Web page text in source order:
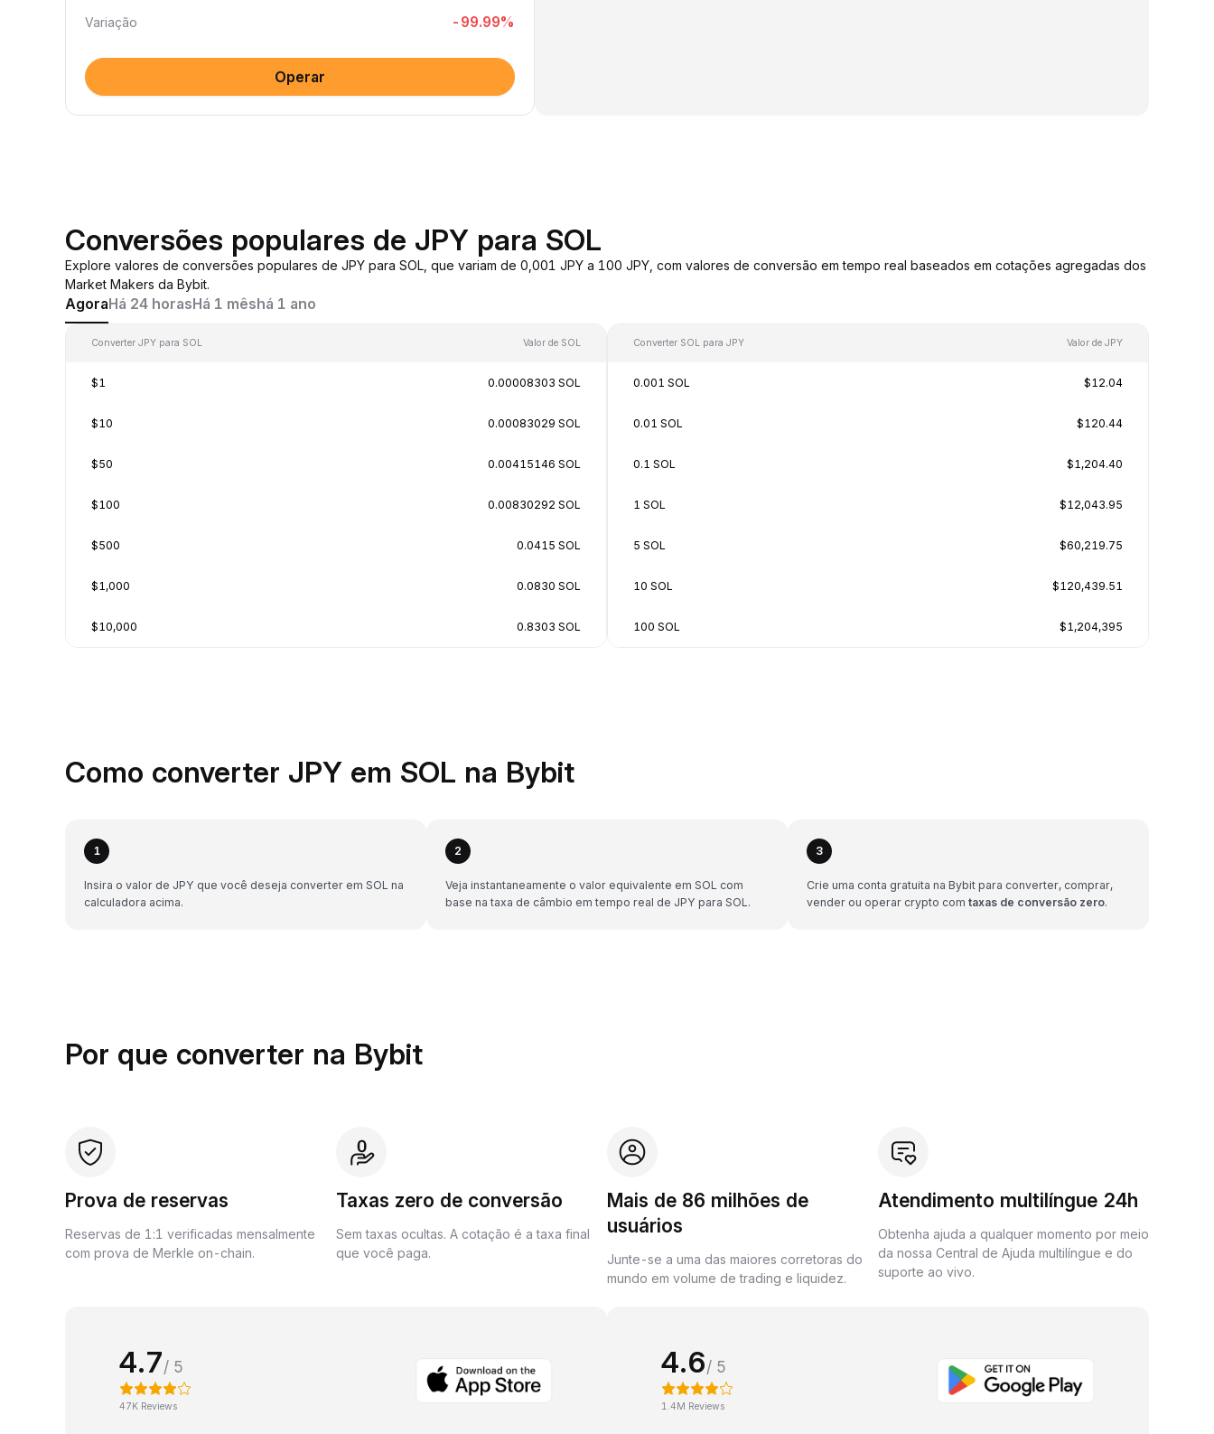
Variação -99.99%
Operar
Conversões populares de JPY para SOL
Explore valores de conversões populares de JPY para SOL, que variam de 0,001 JPY a 100 JPY, com valores de conversão em tempo real baseados em cotações agregadas dos
Market Makers da Bybit.
AgoraHá 24 horasHá 1 mêshá 1 ano
Converter JPY para SOL Valor de SOL
$1 0.00008303 SOL
$10 0.00083029 SOL
$50 0.00415146 SOL
$100 0.00830292 SOL
$500 0.0415 SOL
$1,000 0.0830 SOL
$10,000 0.8303 SOL
Converter SOL para JPY Valor de JPY
0.001 SOL $12.04
0.01 SOL $120.44
0.1 SOL $1,204.40
1 SOL $12,043.95
5 SOL $60,219.75
10 SOL $120,439.51
100 SOL $1,204,395
Como converter JPY em SOL na Bybit
1
Insira o valor de JPY que você deseja converter em SOL na
calculadora acima.
2
Veja instantaneamente o valor equivalente em SOL com
base na taxa de câmbio em tempo real de JPY para SOL.
3
Crie uma conta gratuita na Bybit para converter, comprar,
vender ou operar crypto com taxas de conversão zero.
Por que converter na Bybit
Prova de reservas
Reservas de 1:1 verificadas mensalmente
com prova de Merkle on-chain.
Taxas zero de conversão
Sem taxas ocultas. A cotação é a taxa final
que você paga.
Mais de 86 milhões de
usuários
Junte-se a uma das maiores corretoras do
mundo em volume de trading e liquidez.
Atendimento multilíngue 24h
Obtenha ajuda a qualquer momento por meio
da nossa Central de Ajuda multilíngue e do
suporte ao vivo.
4.7/ 5
47K Reviews
4.6/ 5
1.4M Reviews